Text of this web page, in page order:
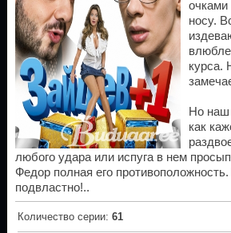
очками
носу.
курса.
Но наш
как
любого удара или испуга в нем
Федор полная его
подвластно!..
Количество серии: 61